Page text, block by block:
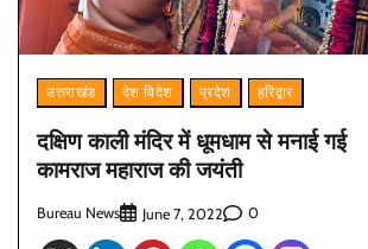
उत्तराखंड देश विदेश प्रदेश हरिद्वार
दक्षिण काली मंदिर में धूमधाम से मनाई गई
कामराज महाराज की जयंती
Bureau News June 7, 2022 0